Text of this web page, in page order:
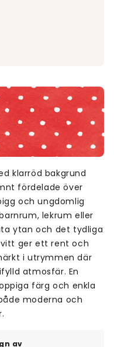
av
klarröd bakgrund
fördelade över
och ungdomlig
lekrum eller
ytan och det tydliga
ger ett rent och
i utrymmen där
atmosfär. En
färg och enkla
moderna och